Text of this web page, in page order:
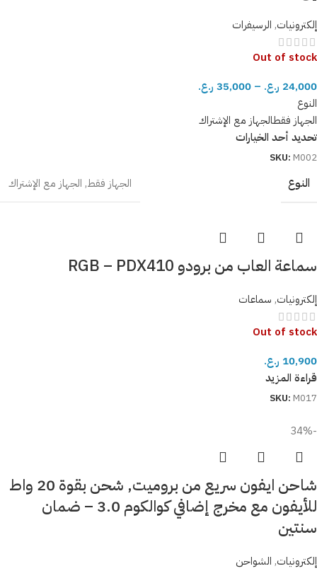
إلكترونيات, الرسيفرات
Out of stock
24,000 ر.ع. –
35,000 ر.ع.
النوع
الجهاز فقطالجهاز مع الإشتراك
تحديد أحد الخيارات
SKU:M002
النوع الجهاز فقط, الجهاز مع الإشتراك
سماعة العاب من برودو RGB – PDX410
إلكترونيات, سماعات
Out of stock
10,900 ر.ع.
قراءة المزيد
SKU:M017
-34%
شاحن ايفون سريع من بروميت, شحن بقوة 20 واط
للأيفون مع مخرج إضافي كوالكوم 3.0 – ضمان
سنتين
إلكترونيات, الشواحن